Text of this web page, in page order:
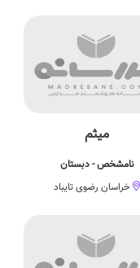
میثم
نامشخص - دبستان
خراسان رضوی تایباد